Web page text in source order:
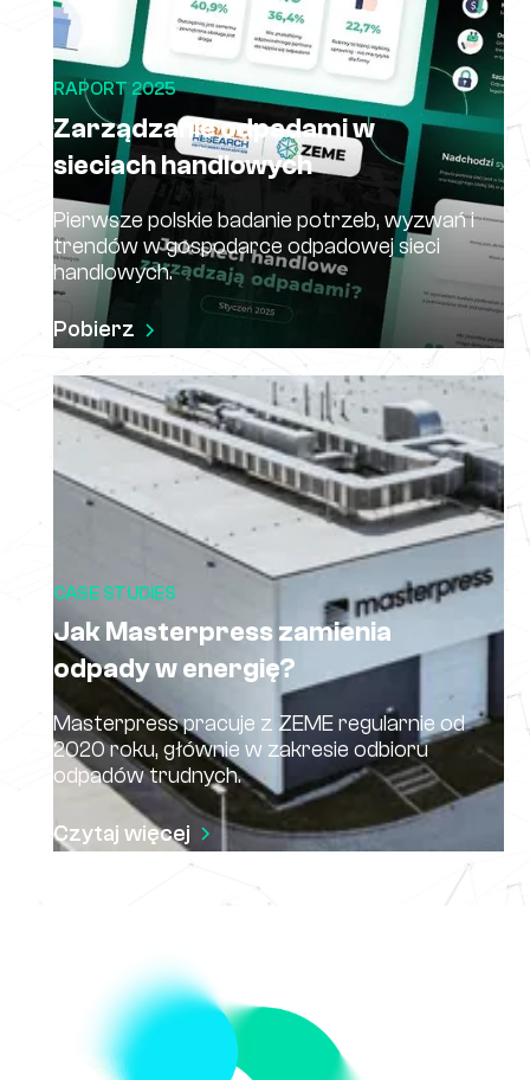
RAPORT 2025
Zarządzanie odpadami w
sieciach handlowych
Pierwsze polskie badanie potrzeb, wyzwań i
trendów w gospodarce odpadowej sieci
handlowych.
Pobierz
CASE STUDIES
Jak Masterpress zamienia
odpady w energię?
Masterpress pracuje z ZEME regularnie od
2020 roku, głównie w zakresie odbioru
odpadów trudnych.
Czytaj więcej